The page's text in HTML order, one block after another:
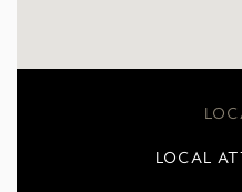
LOCAL